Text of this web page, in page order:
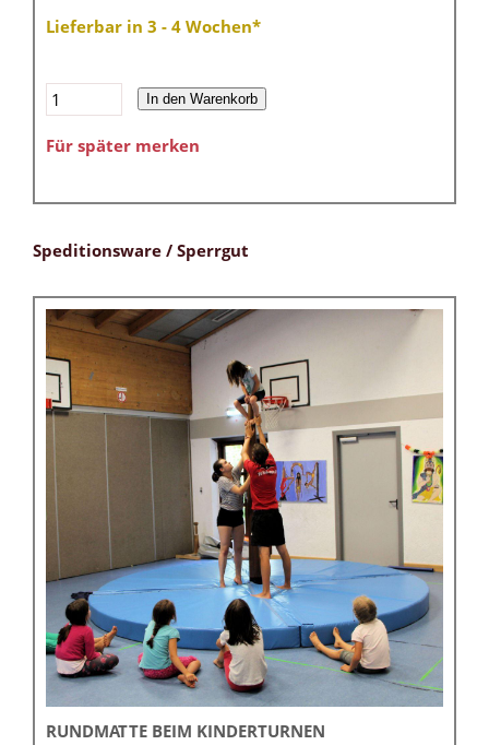
Lieferbar in 3 - 4 Wochen*
In den Warenkorb
Für später merken
Speditionsware / Sperrgut
RUNDMATTE BEIM KINDERTURNEN